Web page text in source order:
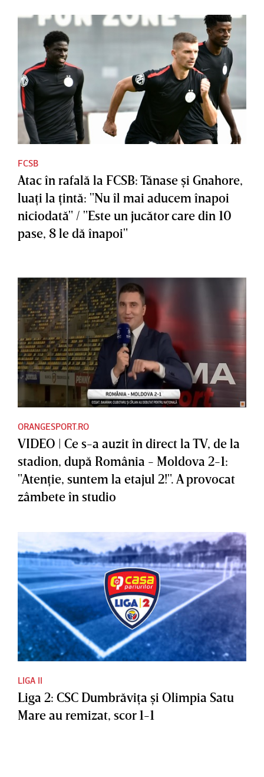
FCSB
Atac în rafală la FCSB: Tănase şi Gnahore,
luaţi la ţintă: "Nu îl mai aducem înapoi
niciodată" / "Este un jucător care din 10
pase, 8 le dă înapoi"
ORANGESPORT.RO
VIDEO | Ce s-a auzit în direct la TV, de la
stadion, după România - Moldova 2-1:
"Atenţie, suntem la etajul 2!". A provocat
zâmbete în studio
LIGA II
Liga 2: CSC Dumbrăviţa şi Olimpia Satu
Mare au remizat, scor 1-1